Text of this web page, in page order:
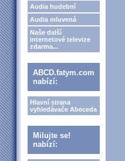
Audia hudební
Audia mluvená
Naše další
internetové televize
zdarma...
ABCD.fatym.com
nabízí:
Hlavní strana
vyhledávače Abeceda
Milujte se!
nabízí: